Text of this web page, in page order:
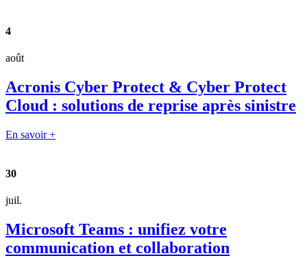
4
août
Acronis Cyber Protect & Cyber Protect
Cloud : solutions de reprise après sinistre
En savoir +
30
juil.
Microsoft Teams : unifiez votre
communication et collaboration